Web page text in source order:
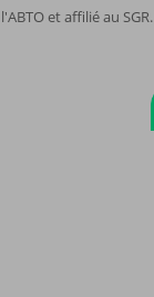
et affilié au SGR.